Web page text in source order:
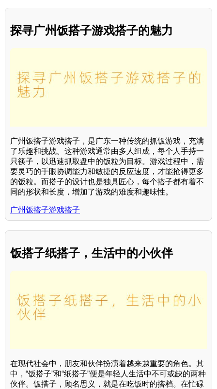
探寻广州饭搭子游戏搭子的魅力
广州饭搭子游戏搭子，是广东一种传统的抓饭游戏，充满
了乐趣和挑战。这种游戏通常由多人组成，每个人手持一
只筷子，以迅速抓取盘中的饭粒为目标。游戏过程中，需
要灵巧的手眼协调能力和敏捷的反应速度，才能抢得更多
的饭粒。而搭子的设计也是独具匠心，每个搭子都有着不
同的形状和长度，增加了游戏的难度和趣味性。
广州饭搭子游戏搭子
饭搭子纸搭子，生活中的小伙伴
在现代社会中，朋友和伙伴扮演着越来越重要的角色。其
中，“饭搭子”和“纸搭子”便是年轻人生活中不可或缺的两种
伙伴。饭搭子，顾名思义，就是在吃饭时的搭档。在忙碌